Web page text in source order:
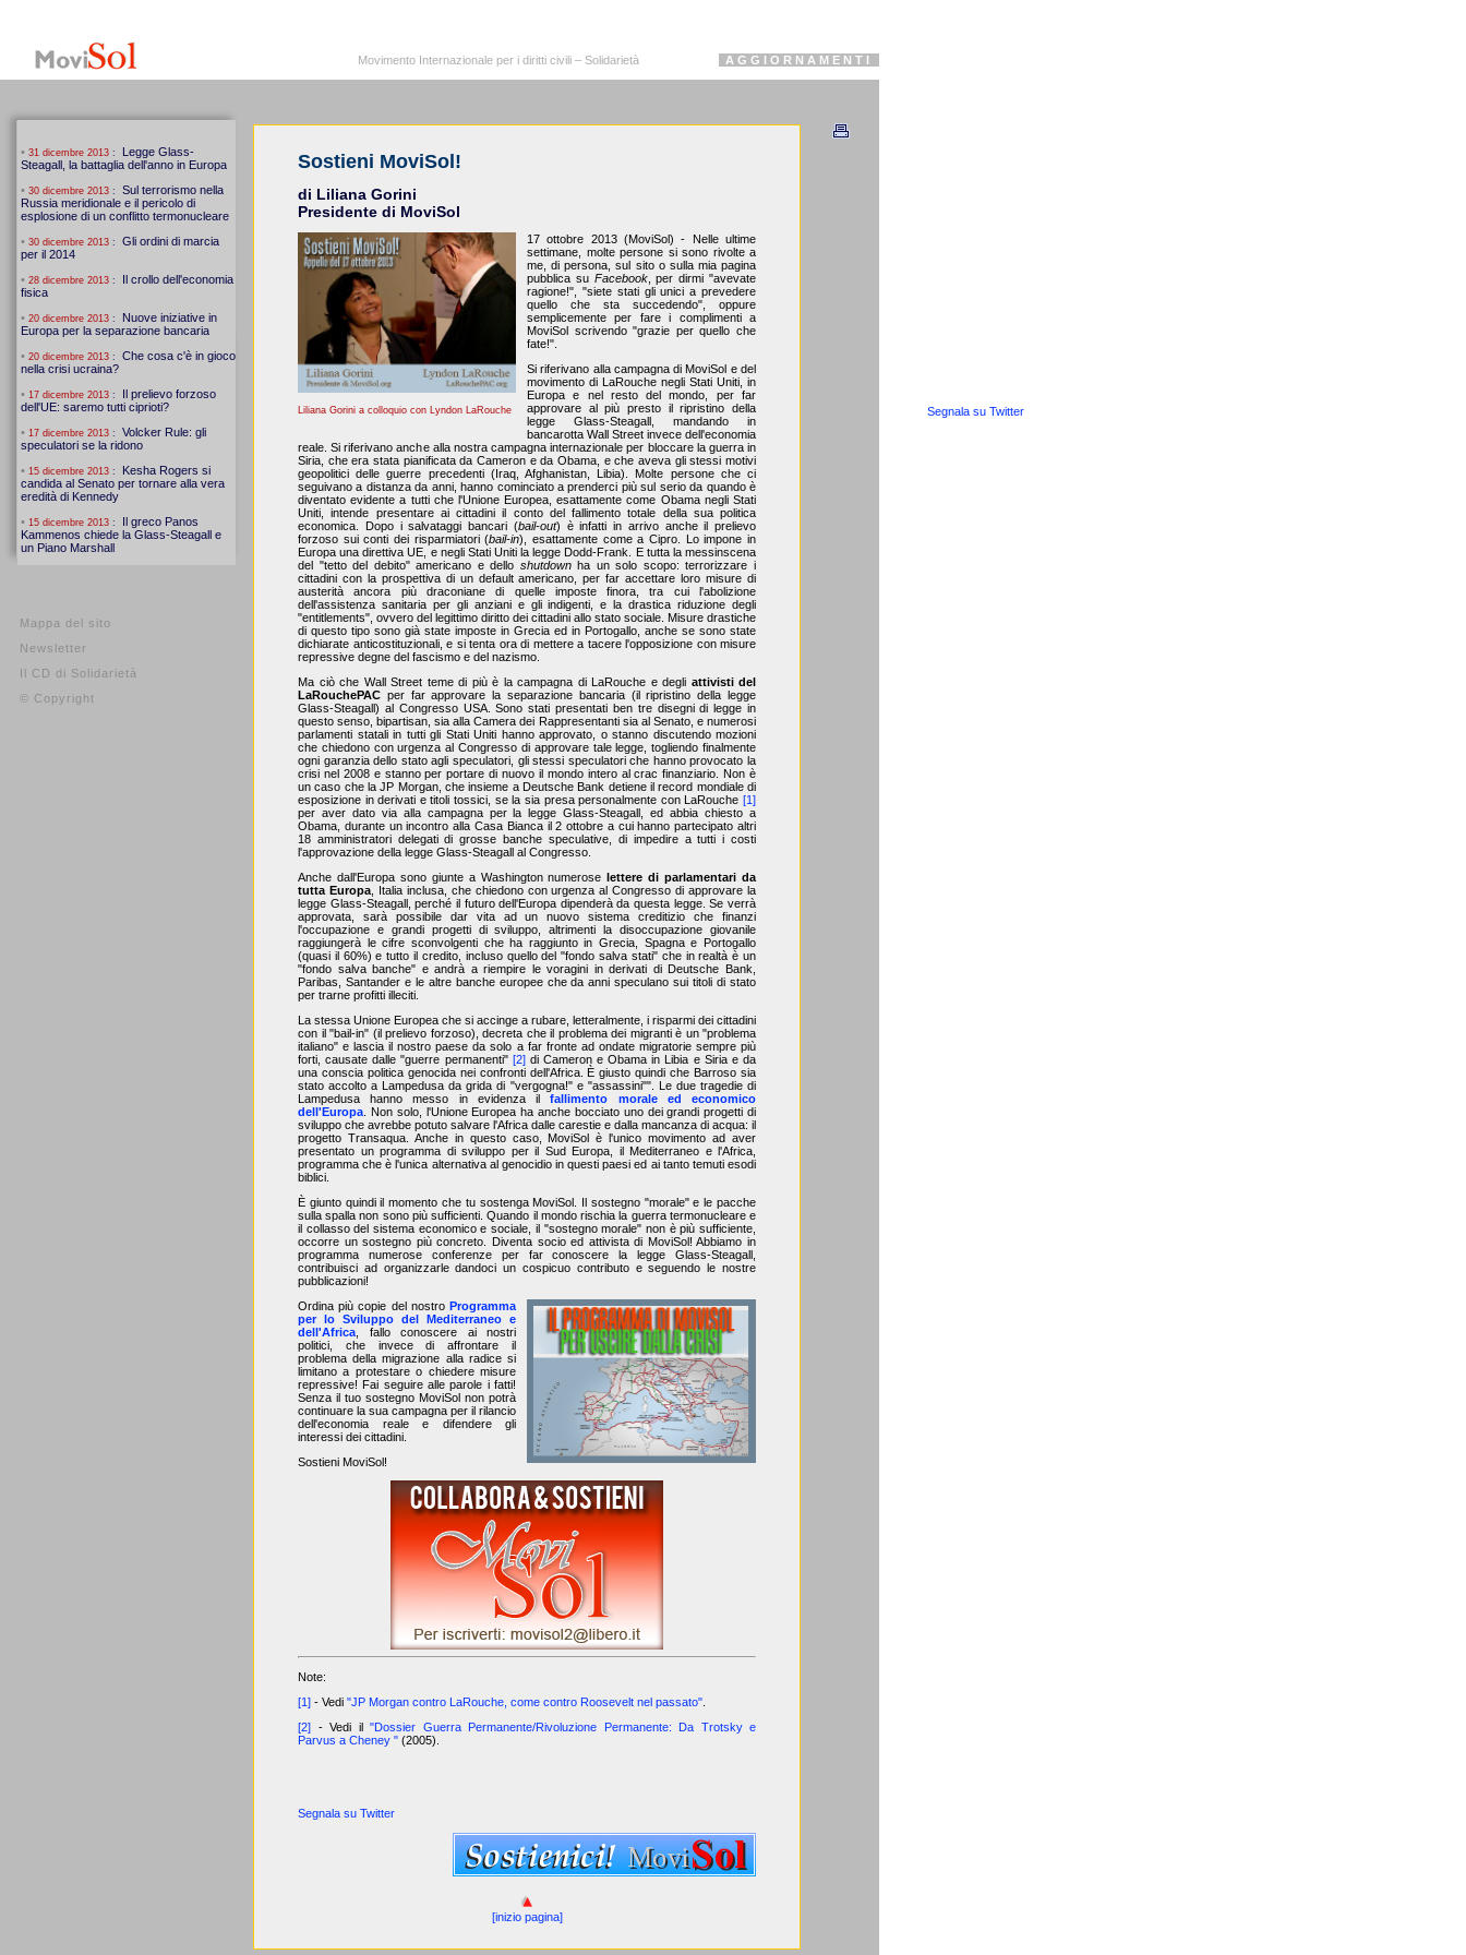
Mappa del sito
Newsletter
Il CD di Solidarietà
© Copyright
Movimento Internazionale per i diritti civili – Solidarietà A G G I O R N A M E N T I
Sostieni MoviSol!
di Liliana Gorini
Presidente di MoviSol
Segnala su Twitter
Liliana Gorini a colloquio con Lyndon LaRouche
17 ottobre 2013 (MoviSol) - Nelle ultime
settimane, molte persone si sono rivolte a
me, di persona, sul sito o sulla mia pagina
pubblica su Facebook, per dirmi "avevate
ragione!", "siete stati gli unici a prevedere
quello che sta succedendo", oppure
semplicemente per fare i complimenti a
MoviSol scrivendo "grazie per quello che
fate!".
Si riferivano alla campagna di MoviSol e del
movimento di LaRouche negli Stati Uniti, in
Europa e nel resto del mondo, per far
approvare al più presto il ripristino della
legge Glass-Steagall, mandando in
bancarotta Wall Street invece dell'economia
reale. Si riferivano anche alla nostra campagna internazionale per bloccare la guerra in
Siria, che era stata pianificata da Cameron e da Obama, e che aveva gli stessi motivi
geopolitici delle guerre precedenti (Iraq, Afghanistan, Libia). Molte persone che ci
seguivano a distanza da anni, hanno cominciato a prenderci più sul serio da quando è
diventato evidente a tutti che l'Unione Europea, esattamente come Obama negli Stati
Uniti, intende presentare ai cittadini il conto del fallimento totale della sua politica
economica. Dopo i salvataggi bancari (bail-out) è infatti in arrivo anche il prelievo
forzoso sui conti dei risparmiatori (bail-in), esattamente come a Cipro. Lo impone in
Europa una direttiva UE, e negli Stati Uniti la legge Dodd-Frank. E tutta la messinscena
del "tetto del debito" americano e dello shutdownha un solo scopo: terrorizzare i
cittadini con la prospettiva di un default americano, per far accettare loro misure di
austerità ancora più draconiane di quelle imposte finora, tra cui l'abolizione
dell'assistenza sanitaria per gli anziani e gli indigenti, e la drastica riduzione degli
"entitlements", ovvero del legittimo diritto dei cittadini allo stato sociale. Misure drastiche
di questo tipo sono già state imposte in Grecia ed in Portogallo, anche se sono state
dichiarate anticostituzionali, e si tenta ora di mettere a tacere l'opposizione con misure
repressive degne del fascismo e del nazismo.
Ma ciò che Wall Street teme di più è la campagna di LaRouche e degli attivisti del
LaRouchePAC per far approvare la separazione bancaria (il ripristino della legge
Glass-Steagall) al Congresso USA. Sono stati presentati ben tre disegni di legge in
questo senso, bipartisan, sia alla Camera dei Rappresentanti sia al Senato, e numerosi
parlamenti statali in tutti gli Stati Uniti hanno approvato, o stanno discutendo mozioni
che chiedono con urgenza al Congresso di approvare tale legge, togliendo finalmente
ogni garanzia dello stato agli speculatori, gli stessi speculatori che hanno provocato la
crisi nel 2008 e stanno per portare di nuovo il mondo intero al crac finanziario. Non è
un caso che la JP Morgan, che insieme a Deutsche Bank detiene il record mondiale di
esposizione in derivati e titoli tossici, se la sia presa personalmente con LaRouche [1]
per aver dato via alla campagna per la legge Glass-Steagall, ed abbia chiesto a
Obama, durante un incontro alla Casa Bianca il 2 ottobre a cui hanno partecipato altri
18 amministratori delegati di grosse banche speculative, di impedire a tutti i costi
l'approvazione della legge Glass-Steagall al Congresso.
Anche dall'Europa sono giunte a Washington numeroselettere di parlamentari da
tutta Europa, Italia inclusa, che chiedono con urgenza al Congresso di approvare la
legge Glass-Steagall, perché il futuro dell'Europa dipenderà da questa legge. Se verrà
approvata, sarà possibile dar vita ad un nuovo sistema creditizio che finanzi
l'occupazione e grandi progetti di sviluppo, altrimenti la disoccupazione giovanile
raggiungerà le cifre sconvolgenti che ha raggiunto in Grecia, Spagna e Portogallo
(quasi il 60%) e tutto il credito, incluso quello del "fondo salva stati" che in realtà è un
"fondo salva banche" e andrà a riempire le voragini in derivati di Deutsche Bank,
Paribas, Santander e le altre banche europee che da anni speculano sui titoli di stato
per trarne profitti illeciti.
La stessa Unione Europea che si accinge a rubare, letteralmente, i risparmi dei cittadini
con il "bail-in" (il prelievo forzoso), decreta che il problema dei migranti è un "problema
italiano" e lascia il nostro paese da solo a far fronte ad ondate migratorie sempre più
forti, causate dalle "guerre permanenti" [2]di Cameron e Obama in Libia e Siria e da
una conscia politica genocida nei confronti dell'Africa. È giusto quindi che Barroso sia
stato accolto a Lampedusa da grida di "vergogna!" e "assassini"". Le due tragedie di
Lampedusa hanno messo in evidenza ilfallimento morale ed economico
dell'Europa . Non solo, l'Unione Europea ha anche bocciato uno dei grandi progetti di
sviluppo che avrebbe potuto salvare l'Africa dalle carestie e dalla mancanza di acqua: il
progetto Transaqua. Anche in questo caso, MoviSol è l'unico movimento ad aver
presentato un programma di sviluppo per il Sud Europa, il Mediterraneo e l'Africa,
programma che è l'unica alternativa al genocidio in questi paesi ed ai tanto temuti esodi
biblici.
È giunto quindi il momento che tu sostenga MoviSol. Il sostegno "morale" e le pacche
sulla spalla non sono più sufficienti. Quando il mondo rischia la guerra termonucleare e
il collasso del sistema economico e sociale, il "sostegno morale" non è più sufficiente,
occorre un sostegno più concreto. Diventa socio ed attivista di MoviSol! Abbiamo in
programma numerose conferenze per far conoscere la legge Glass-Steagall,
contribuisci ad organizzarle dandoci un cospicuo contributo e seguendo le nostre
pubblicazioni!
Ordina più copie del nostro Programma
per lo Sviluppo del Mediterraneo e
dell'Africa , fallo conoscere ai nostri
politici, che invece di affrontare il
problema della migrazione alla radice si
limitano a protestare o chiedere misure
repressive! Fai seguire alle parole i fatti!
Senza il tuo sostegno MoviSol non potrà
continuare la sua campagna per il rilancio
dell'economia reale e difendere gli
interessi dei cittadini.
Sostieni MoviSol!
Note:
[1] - Vedi "JP Morgan contro LaRouche, come contro Roosevelt nel passato"
[2] - Vedi il "Dossier Guerra Permanente/Rivoluzione Permanente: Da Trotsky e
Parvus a Cheney " (2005).
Segnala su Twitter
[inizio pagina]